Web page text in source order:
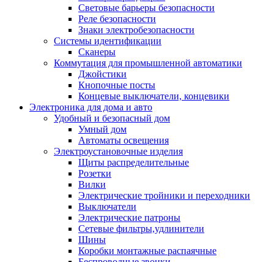
Световые барьеры безопасности
Реле безопасности
Знаки электробезопасности
Системы идентификации
Сканеры
Коммутация для промышленной автоматики
Джойстики
Кнопочные посты
Концевые выключатели, концевики
Электроника для дома и авто
Удобный и безопасный дом
Умный дом
Автоматы освещения
Электроустановочные изделия
Щиты распределительные
Розетки
Вилки
Электрические тройники и переходники
Выключатели
Электрические патроны
Сетевые фильтры,удлинители
Шины
Коробки монтажные распаячные